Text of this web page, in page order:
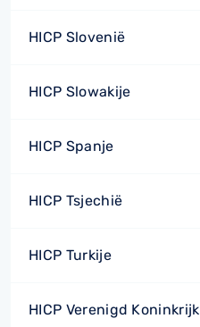
HICP Slovenië
HICP Slowakije
HICP Spanje
HICP Tsjechië
HICP Turkije
HICP Verenigd Koninkrijk